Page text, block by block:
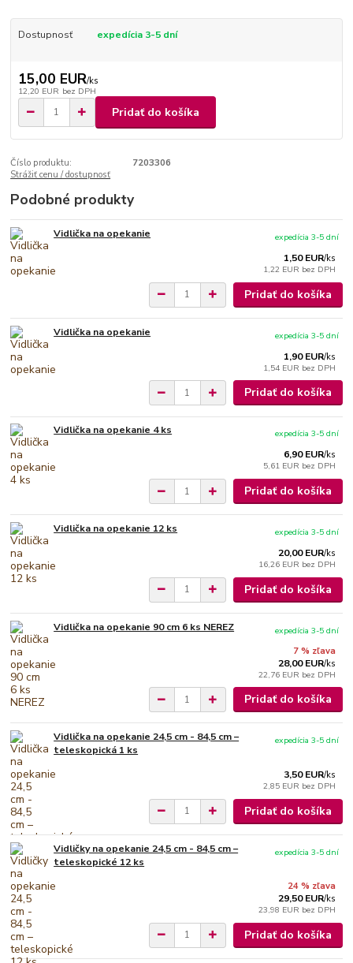
Dostupnosť expedícia 3-5 dní
15,00 EUR/ks
12,20 EUR bez DPH
Pridať do košíka
Číslo produktu:
7203306
Strážiť cenu / dostupnosť
Podobné produkty
Vidlička na opekanie
1,50 EUR/ks
1,22 EUR bez DPH
expedícia 3-5 dní
Pridať do košíka
Vidlička na opekanie
1,90 EUR/ks
1,54 EUR bez DPH
expedícia 3-5 dní
Pridať do košíka
Vidlička na opekanie 4 ks
6,90 EUR/ks
5,61 EUR bez DPH
expedícia 3-5 dní
Pridať do košíka
Vidlička na opekanie 12 ks
20,00 EUR/ks
16,26 EUR bez DPH
expedícia 3-5 dní
Pridať do košíka
Vidlička na opekanie 90 cm 6 ks NEREZ
7 % zľava
28,00 EUR/ks
22,76 EUR bez DPH
expedícia 3-5 dní
Pridať do košíka
Vidlička na opekanie 24,5 cm - 84,5 cm –
teleskopická 1 ks
3,50 EUR/ks
2,85 EUR bez DPH
expedícia 3-5 dní
Pridať do košíka
Vidličky na opekanie 24,5 cm - 84,5 cm –
teleskopické 12 ks
24 % zľava
29,50 EUR/ks
23,98 EUR bez DPH
expedícia 3-5 dní
Pridať do košíka